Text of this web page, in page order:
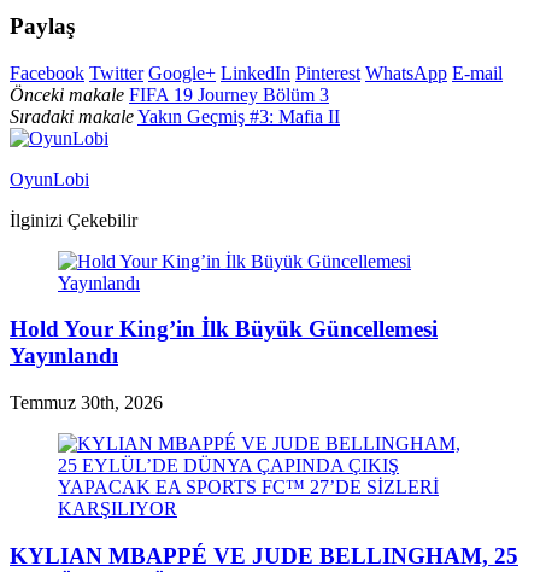
Paylaş
Facebook Twitter Google+ LinkedIn Pinterest WhatsApp E-mail
Önceki makale FIFA 19 Journey Bölüm 3
Sıradaki makaleYakın Geçmiş #3: Mafia II
OyunLobi
İlginizi Çekebilir
Hold Your King’in İlk Büyük Güncellemesi
Yayınlandı
Temmuz 30th, 2026
KYLIAN MBAPPÉ VE JUDE BELLINGHAM, 25